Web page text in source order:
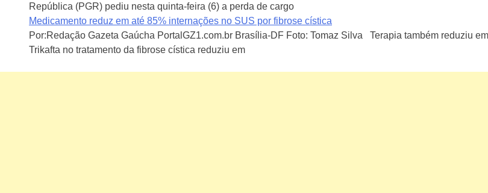
República (PGR) pediu nesta quinta-feira (6) a perda de cargo
Medicamento reduz em até 85% internações no SUS por fibrose cística
Por:Redação Gazeta Gaúcha PortalGZ1.com.br Brasília-DF Foto: Tomaz Silva Terapia também reduziu
Trikafta no tratamento da fibrose cística reduziu em